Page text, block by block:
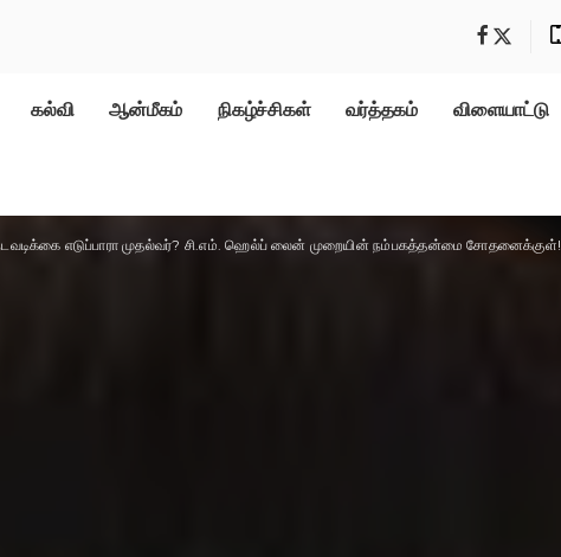
கல்வி ஆன்மீகம் நிகழ்ச்சிகள் வர்த்தகம் விளையாட்டு
எடுப்பாரா முதல்வர்? சி.எம். ஹெல்ப் லைன் முறையின் நம்பகத்தன்மை சோதனைக்குள்!